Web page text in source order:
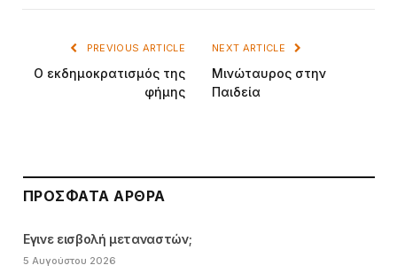
PREVIOUS ARTICLE
Ο εκδημοκρατισμός της
φήμης
NEXT ARTICLE
Μινώταυρος στην
Παιδεία
ΠΡΌΣΦΑΤΑ ΆΡΘΡΑ
Εγινε εισβολή μεταναστών;
5 Αυγούστου 2026